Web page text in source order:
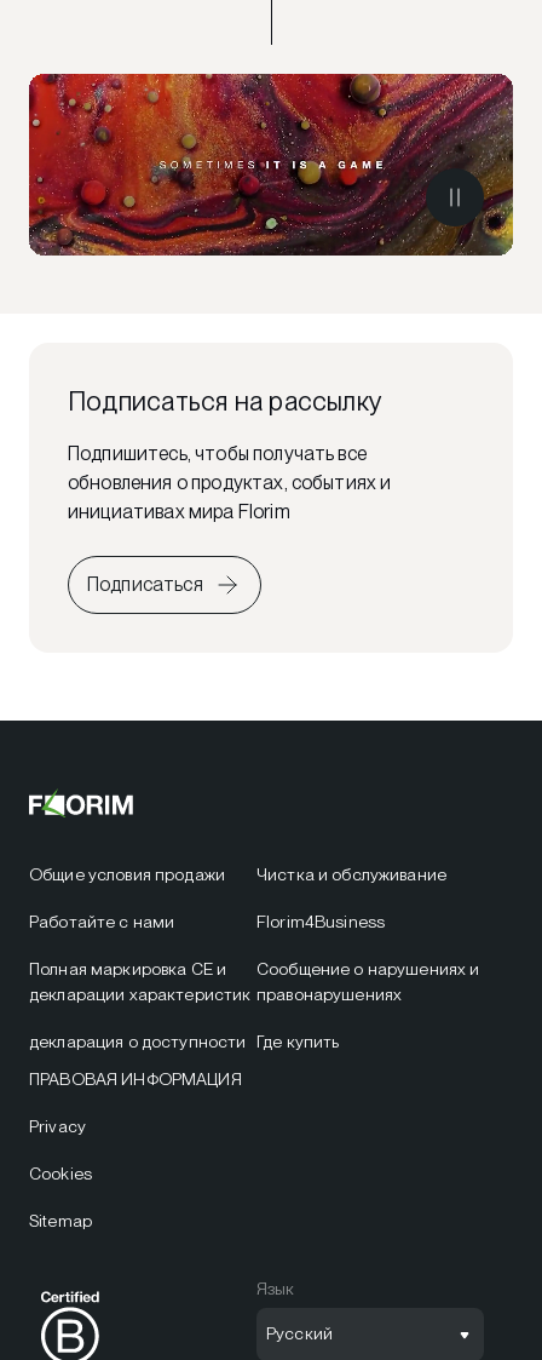
Подписаться на рассылку
Подпишитесь, чтобы получать все
обновления о продуктах, событиях и
инициативах мира Florim
Подписаться
Общие условия продажи
Работайте с нами
Полная маркировка CE и
декларации характеристик
декларация о доступности
Чистка и обслуживание
Florim4Business
Сообщение о нарушениях и
правонарушениях
Где купить
ПРАВОВАЯ ИНФОРМАЦИЯ
Privacy
Cookies
Sitemap
Язык
Русский